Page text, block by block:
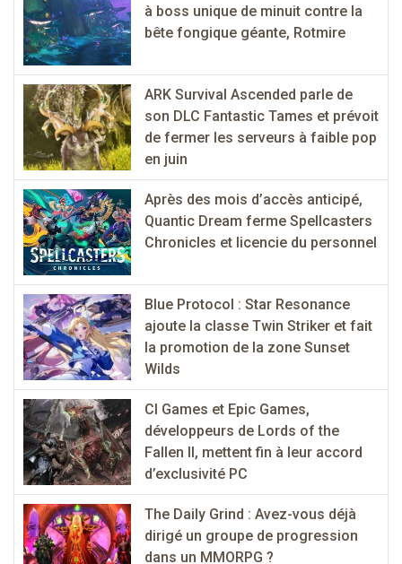
à boss unique de minuit contre la
bête fongique géante, Rotmire
ARK Survival Ascended parle de
son DLC Fantastic Tames et prévoit
de fermer les serveurs à faible pop
en juin
Après des mois d’accès anticipé,
Quantic Dream ferme Spellcasters
Chronicles et licencie du personnel
Blue Protocol : Star Resonance
ajoute la classe Twin Striker et fait
la promotion de la zone Sunset
Wilds
CI Games et Epic Games,
développeurs de Lords of the
Fallen II, mettent fin à leur accord
d’exclusivité PC
The Daily Grind : Avez-vous déjà
dirigé un groupe de progression
dans un MMORPG ?